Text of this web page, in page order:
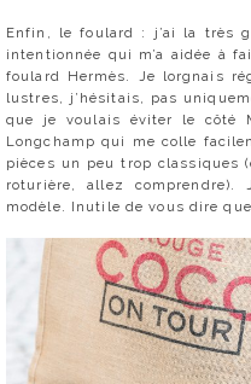
Enfin, le foulard : j’ai la très
intentionnée qui m’a aidée à
foulard Hermès. Je lorgnais
lustres, j’hésitais, pas
que je voulais éviter le côté
Longchamp qui me colle
pièces un peu trop classiques
roturière, allez
modèle. Inutile de vous dire